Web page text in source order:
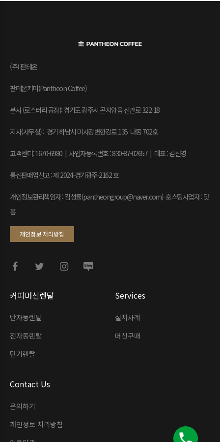
커피머신렌탈
반자동렌탈
전자동렌탈
단기렌탈
Services
설치사례
머신구매
Contact Us
문의하기
개인정보 처리방침
(주) 판테온
판테온커피(Pantheon Coffee)
본사 (로스터리 공장): 경기도 광주시 곤지암읍 신만로 322-18
지사(사무실) : 경기 하남시 미사강변한강로 135 나동 702호
고객센터: 1670-6980 | 사업자등록번호 : 830-87-02657 | 대표 : 김선영
통신판매업신고 : 제 2024-경기광주-2162 호
개인정보관리책임자 : 김성률(pantheongroup@naver.com) 호스팅사업자 : 닷
홈
개인정보 처리방침